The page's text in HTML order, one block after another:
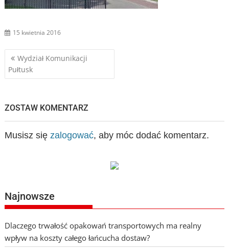
15 kwietnia 2016
Nawigacja
wpisu
Wydział Komunikacji
Pułtusk
ZOSTAW KOMENTARZ
Musisz się zalogować, aby móc dodać komentarz.
Najnowsze
Dlaczego trwałość opakowań transportowych ma realny
wpływ na koszty całego łańcucha dostaw?